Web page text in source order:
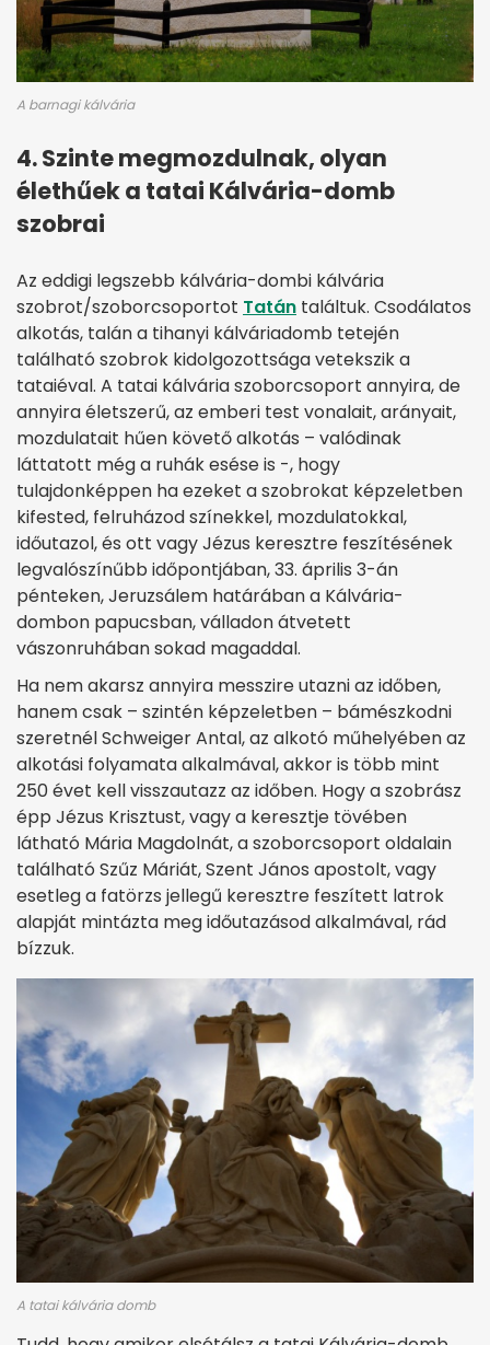
A barnagi kálvária
4. Szinte megmozdulnak, olyan
élethűek a tatai Kálvária-domb
szobrai
Az eddigi legszebb kálvária-dombi kálvária
szobrot/szoborcsoportot Tatán találtuk. Csodálatos
alkotás, talán a tihanyi kálváriadomb tetején
található szobrok kidolgozottsága vetekszik a
tataiéval. A tatai kálvária szoborcsoport annyira, de
annyira életszerű, az emberi test vonalait, arányait,
mozdulatait hűen követő alkotás – valódinak
láttatott még a ruhák esése is -, hogy
tulajdonképpen ha ezeket a szobrokat képzeletben
kifested, felruházod színekkel, mozdulatokkal,
időutazol, és ott vagy Jézus keresztre feszítésének
legvalószínűbb időpontjában, 33. április 3-án
pénteken, Jeruzsálem határában a Kálvária-
dombon papucsban, válladon átvetett
vászonruhában sokad magaddal.
Ha nem akarsz annyira messzire utazni az időben,
hanem csak – szintén képzeletben – bámészkodni
szeretnél Schweiger Antal, az alkotó műhelyében az
alkotási folyamata alkalmával, akkor is több mint
250 évet kell visszautazz az időben. Hogy a szobrász
épp Jézus Krisztust, vagy a keresztje tövében
látható Mária Magdolnát, a szoborcsoport oldalain
található Szűz Máriát, Szent János apostolt, vagy
esetleg a fatörzs jellegű keresztre feszített latrok
alapját mintázta meg időutazásod alkalmával, rád
bízzuk.
A tatai kálvária domb